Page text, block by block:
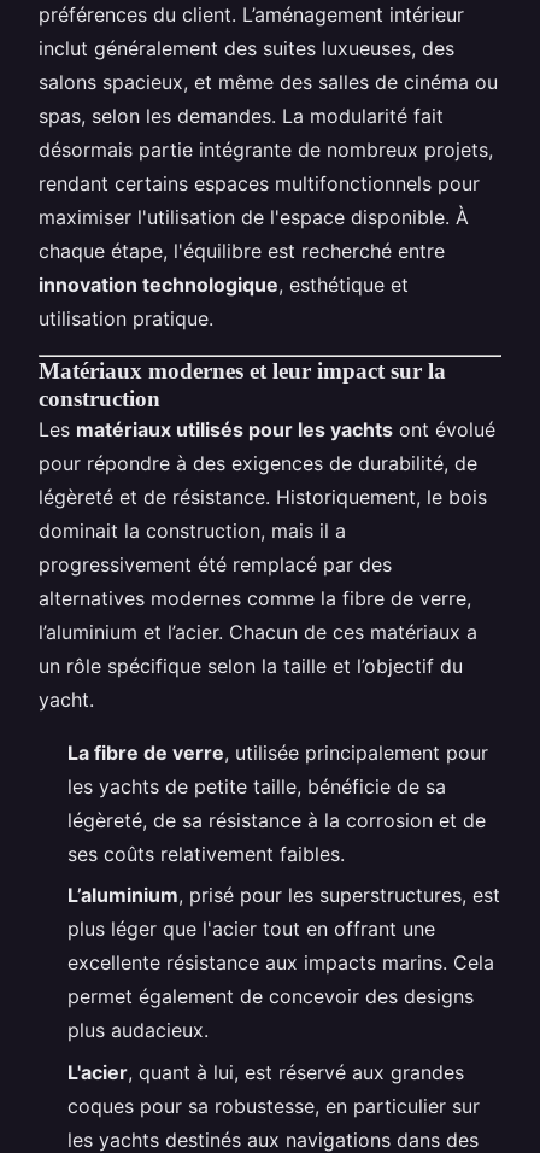
préférences du client. L’aménagement intérieur
inclut généralement des suites luxueuses, des
salons spacieux, et même des salles de cinéma ou
spas, selon les demandes. La modularité fait
désormais partie intégrante de nombreux projets,
rendant certains espaces multifonctionnels pour
maximiser l'utilisation de l'espace disponible. À
chaque étape, l'équilibre est recherché entre
innovation technologique, esthétique et
utilisation pratique.
Matériaux modernes et leur impact sur la
construction
Les matériaux utilisés pour les yachts ont évolué
pour répondre à des exigences de durabilité, de
légèreté et de résistance. Historiquement, le bois
dominait la construction, mais il a
progressivement été remplacé par des
alternatives modernes comme la fibre de verre,
l’aluminium et l’acier. Chacun de ces matériaux a
un rôle spécifique selon la taille et l’objectif du
yacht.
La fibre de verre, utilisée principalement pour
les yachts de petite taille, bénéficie de sa
légèreté, de sa résistance à la corrosion et de
ses coûts relativement faibles.
L’aluminium, prisé pour les superstructures, est
plus léger que l'acier tout en offrant une
excellente résistance aux impacts marins. Cela
permet également de concevoir des designs
plus audacieux.
L'acier, quant à lui, est réservé aux grandes
coques pour sa robustesse, en particulier sur
les yachts destinés aux navigations dans des